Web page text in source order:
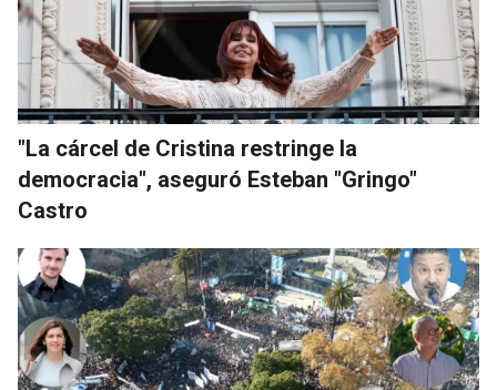
"La cárcel de Cristina restringe la
democracia", aseguró Esteban "Gringo"
Castro